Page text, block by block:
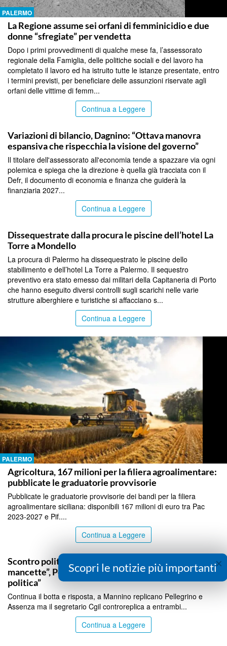
PALERMO
La Regione assume sei orfani di femminicidio e due
donne “sfregiate” per vendetta
Dopo i primi provvedimenti di qualche mese fa, l’assessorato
regionale della Famiglia, delle politiche sociali e del lavoro ha
completato il lavoro ed ha istruito tutte le istanze presentate, entro
i termini previsti, per beneficiare delle assunzioni riservate agli
orfani delle vittime di femm...
Continua a Leggere
Variazioni di bilancio, Dagnino: “Ottava manovra
espansiva che rispecchia la visione del governo”
Il titolare dell'assessorato all'economia tende a spazzare via ogni
polemica e spiega che la direzione è quella già tracciata con il
Defr, il documento di economia e finanza che guiderà la
finanziaria 2027...
Continua a Leggere
Dissequestrate dalla procura le piscine dell’hotel La
Torre a Mondello
La procura di Palermo ha dissequestrato le piscine dello
stabilimento e dell’hotel La Torre a Palermo. Il sequestro
preventivo era stato emesso dai militari della Capitaneria di Porto
che hanno eseguito diversi controlli sugli scarichi nelle varie
strutture alberghiere e turistiche si affacciano s...
Continua a Leggere
PALERMO
Agricoltura, 167 milioni per la filiera agroalimentare:
pubblicate le graduatorie provvisorie
Pubblicate le graduatorie provvisorie dei bandi per la filiera
agroalimentare siciliana: disponibili 167 milioni di euro tra Pac
2023-2027 e Pif....
Continua a Leggere
Scontro politico sulle variazioni di bilancio, Mannino:
mancette”, Pellegrino: “Faccia sindaco invece di
politica”
Continua il botta e risposta, a Mannino replicano Pellegrino e
Assenza ma il segretario Cgil controreplica a entrambi...
Continua a Leggere
×
Scopri le notizie più importanti